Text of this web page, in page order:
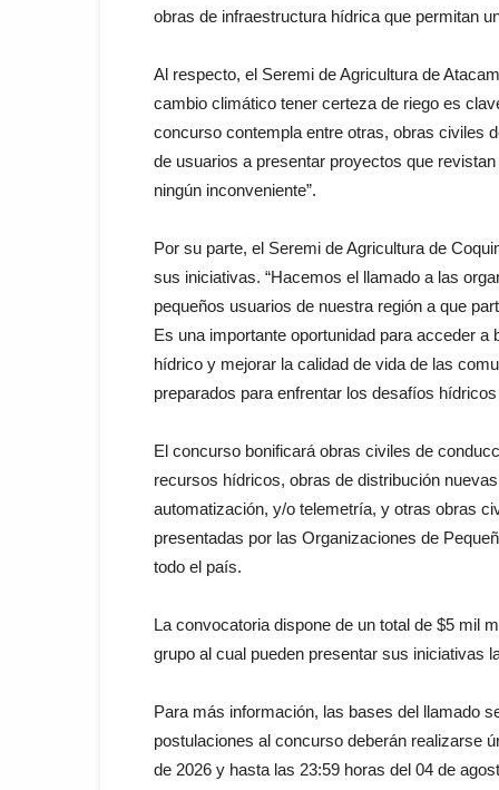
obras de infraestructura hídrica que permitan
Al respecto, el Seremi de Agricultura de
cambio climático tener certeza de riego es
concurso contempla entre otras, obras civiles
de usuarios a presentar proyectos que
ningún inconveniente”.
Por su parte, el Seremi de Agricultura de
sus iniciativas. “Hacemos el llamado a las
pequeños usuarios de nuestra región a que
Es una importante oportunidad para acceder
hídrico y mejorar la calidad de vida de las
preparados para enfrentar los desafíos
El concurso bonificará obras civiles de
recursos hídricos, obras de distribución
automatización, y/o telemetría, y otras obras
presentadas por las Organizaciones de
todo el país.
La convocatoria dispone de un total de $5 mil
grupo al cual pueden presentar sus iniciativas
Para más información, las bases del llamado
postulaciones al concurso deberán realizarse
de 2026 y hasta las 23:59 horas del 04 de